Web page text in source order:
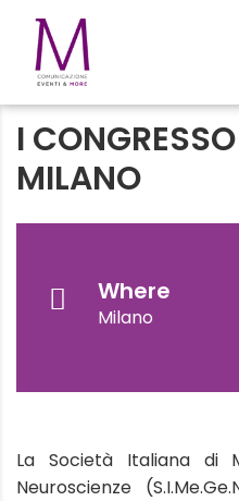
I
MILANO
Where
Milano
La Società Italiana di
Neuroscienze